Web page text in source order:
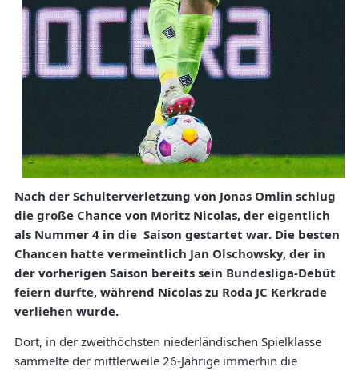
Nach der Schulterverletzung von Jonas Omlin schlug
die große Chance von Moritz Nicolas, der eigentlich
als Nummer 4 in die Saison gestartet war. Die besten
Chancen hatte vermeintlich Jan Olschowsky, der in
der vorherigen Saison bereits sein Bundesliga-Debüt
feiern durfte, während Nicolas zu Roda JC Kerkrade
verliehen wurde.
Dort, in der zweithöchsten niederländischen Spielklasse
sammelte der mittlerweile 26-Jährige immerhin die